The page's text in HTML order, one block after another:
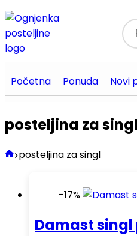
Početna Ponuda Novi
posteljina za singl
posteljina za singl
-17%
Damast